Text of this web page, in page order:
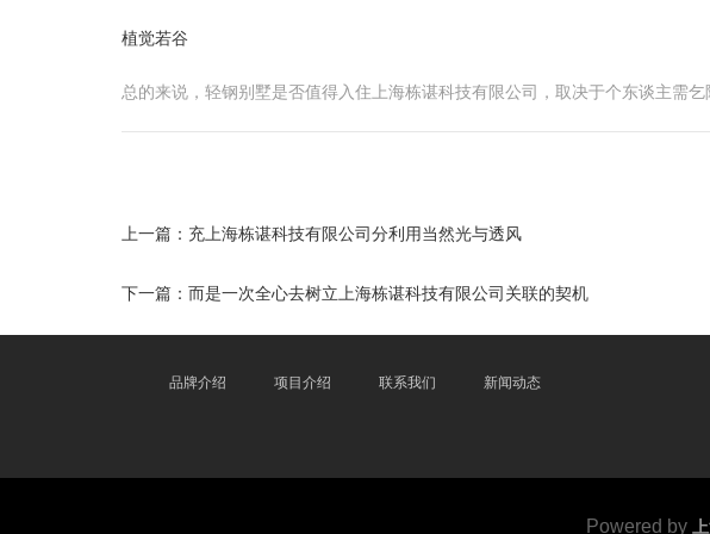
植觉若谷
总的来说，轻钢别墅是否值得入住上海栋谌科技有限公司，取决于个东谈主需
上一篇： 充上海栋谌科技有限公司分利用当然光与透风
下一篇： 而是一次全心去树立上海栋谌科技有限公司关联的契机
品牌介绍 项目介绍 联系我们 新闻动态
Powered by